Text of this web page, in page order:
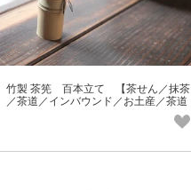
竹製 茶筅 百本立て 【茶せん／抹茶
／茶道／インバウンド／お土産／茶道